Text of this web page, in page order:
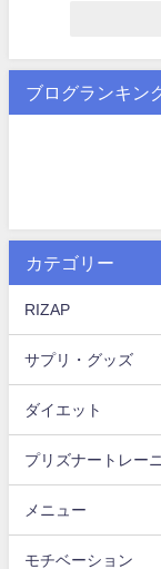
ブログランキン
カテゴリー
RIZAP
サプリ・グッズ
ダイエット
プリズナートレー
メニュー
モチベーション